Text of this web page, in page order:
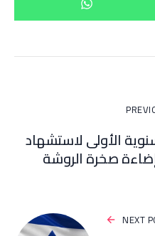
الأولى لاستشهاد
صخرة الروشة
NEXT